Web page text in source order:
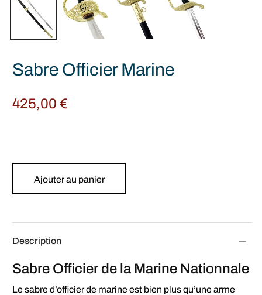
Sabre Officier Marine
425,00€
Ajouter au panier
Description
Sabre Officier de la Marine Nationnale
Le sabre d’officier de marine est bien plus qu’une arme